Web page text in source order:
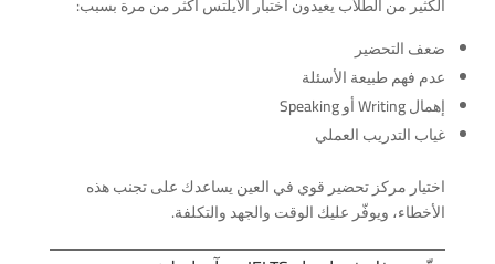
الكثير من الطلاب يعيدون اختبار الآيلتس أكثر من مرة بسبب:
ضعف التحضير
عدم فهم طبيعة الأسئلة
إهمال Writing أو Speaking
غياب التدريب العملي
اختيار مركز تحضير قوي في العين يساعدك على تجنب هذه
الأخطاء، ويوفّر عليك الوقت والجهد والتكلفة.